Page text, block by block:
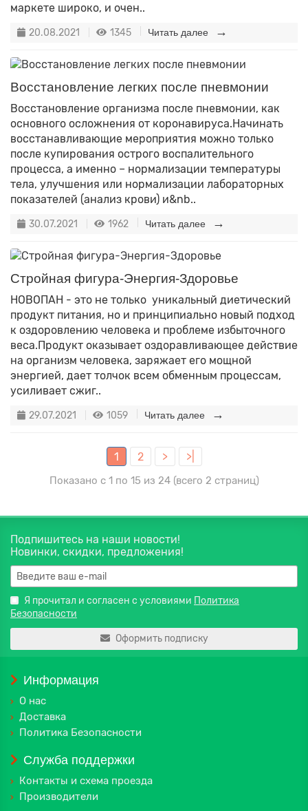
маркете широко, и очен..
20.08.2021 1345 Читать далее
Восстановление легких после пневмонии
Восстановление организма после пневмонии, как
основного осложнения от коронавируса.Начинать
восстанавливающие мероприятия можно только
после купирования острого воспалительного
процесса, а именно – нормализации температуры
тела, улучшения или нормализации лабораторных
показателей (анализ крови) и&nb..
30.07.2021 1962 Читать далее
Стройная фигура-Энергия-Здоровье
НОВОПАН - это не только уникальный диетический
продукт питания, но и принципиально новый подход
к оздоровлению человека и проблеме избыточного
веса.Продукт оказывает оздоравливающее действие
на организм человека, заряжает его мощной
энергией, дает толчок всем обменным процессам,
усиливает сжиг..
29.07.2021 1059 Читать далее
1 2 > >|
Показано с 1 по 15 из 24 (всего 2 страниц)
Подпишитесь на наши новости!
Новинки, скидки, предложения!
Я прочитал и согласен с условиями Политика
Безопасности
Оформить подписку
Информация
О нас
Доставка
Политика Безопасности
Служба поддержки
Контакты и схема проезда
Производители